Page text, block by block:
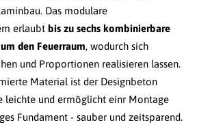
Das modulare
erlaubt bis zu sechs kombinierbare
den Feuerraum, wodurch sich
und Proportionen realisieren lassen.
Material ist der Designbeton
leichte und ermöglicht einr Montage
Fundament - sauber und zeitsparend.